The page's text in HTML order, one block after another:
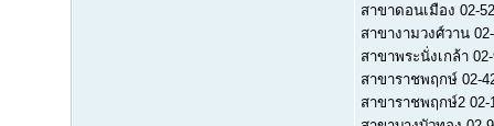
สาขาดอนเมือง 02-
สาขางามวงศ์วาน
สาขาพระนั่งเกล้า
สาขาราชพฤกษ์ 02-
สาขาราชพฤกษ์2 02-